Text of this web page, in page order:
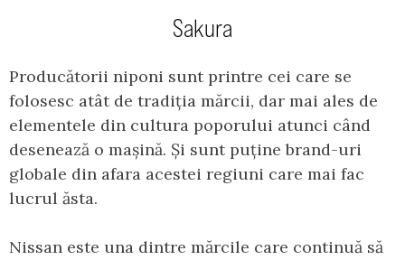
Sakura
Producătorii niponi sunt printre cei care se
folosesc atât de tradiția mărcii, dar mai ales de
elementele din cultura poporului atunci când
desenează o mașină. Și sunt puține brand-uri
globale din afara acestei regiuni care mai fac
lucrul ăsta.
Nissan este una dintre mărcile care continuă să